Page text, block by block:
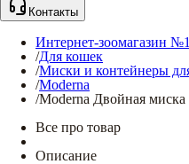
Контакты
Интернет-зоомагазин №1
/Для кошек
/Миски и контейнеры
/Moderna
/Moderna Двойная
Все про товар
Описание